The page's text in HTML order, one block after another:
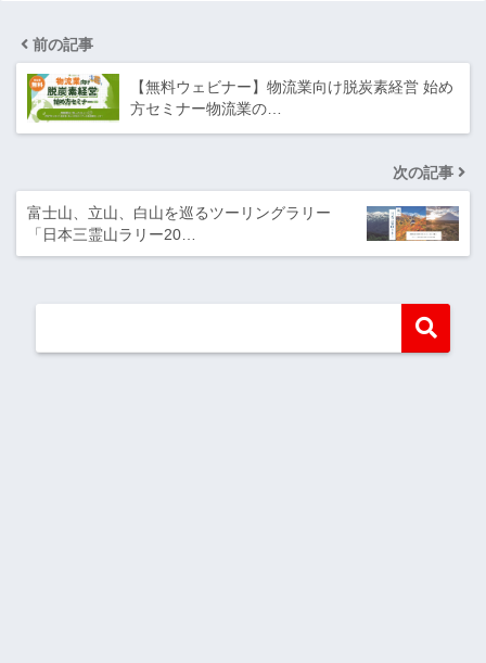
前の記事
【無料ウェビナー】物流業向け脱炭素経営 始め
方セミナー物流業の…
次の記事
富士山、立山、白山を巡るツーリングラリー
「日本三霊山ラリー20…